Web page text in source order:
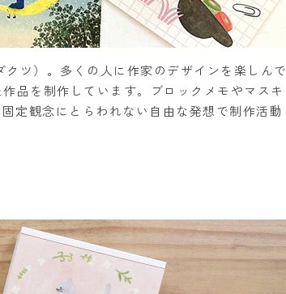
ツ）。多くの人に作家のデザインを楽しんで
品を制作しています。ブロックメモやマスキ
定観念にとらわれない自由な発想で制作活動